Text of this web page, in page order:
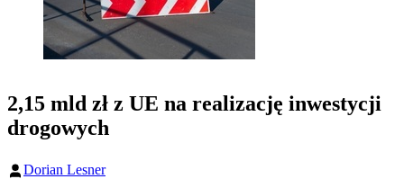
2,15 mld zł z UE na realizację inwestycji
drogowych
Dorian Lesner